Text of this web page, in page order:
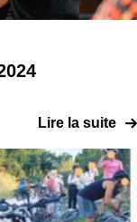
Lire la suite